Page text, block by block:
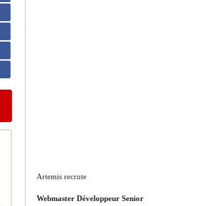
Artemis recrute
Webmaster Développeur Senior